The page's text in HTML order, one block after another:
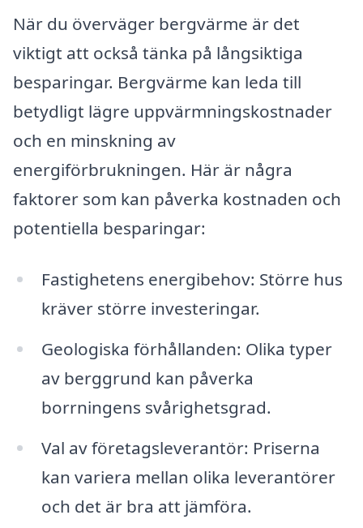
När du överväger bergvärme är det
viktigt att också tänka på långsiktiga
besparingar. Bergvärme kan leda till
betydligt lägre uppvärmningskostnader
och en minskning av
energiförbrukningen. Här är några
faktorer som kan påverka kostnaden och
potentiella besparingar:
Fastighetens energibehov: Större hus
kräver större investeringar.
Geologiska förhållanden: Olika typer
av berggrund kan påverka
borrningens svårighetsgrad.
Val av företagsleverantör: Priserna
kan variera mellan olika leverantörer
och det är bra att jämföra.